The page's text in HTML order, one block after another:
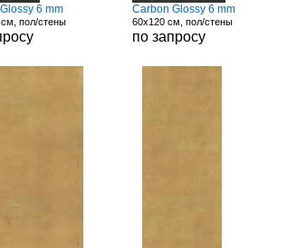
6 mm
пол/стены
Carbon Glossy 6 mm
60x120 см, пол/стены
по запросу